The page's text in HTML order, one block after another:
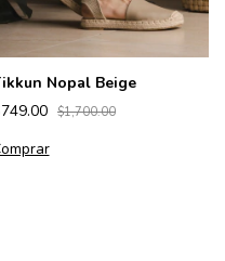
Nopal Beige
$1,700.00